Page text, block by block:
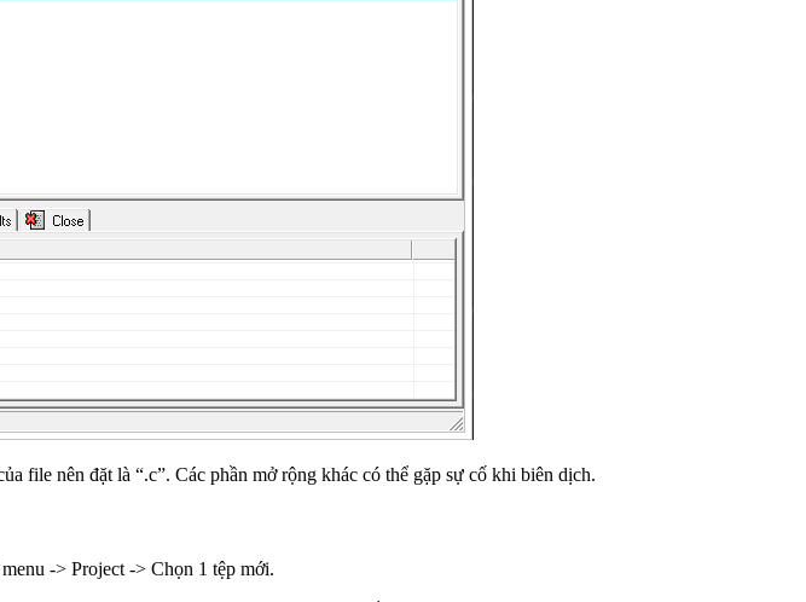
file nên đặt là “.c”. Các phần mở rộng khác có thể gặp sự cố khi biên dịch.
-> Project -> Chọn 1 tệp mới.